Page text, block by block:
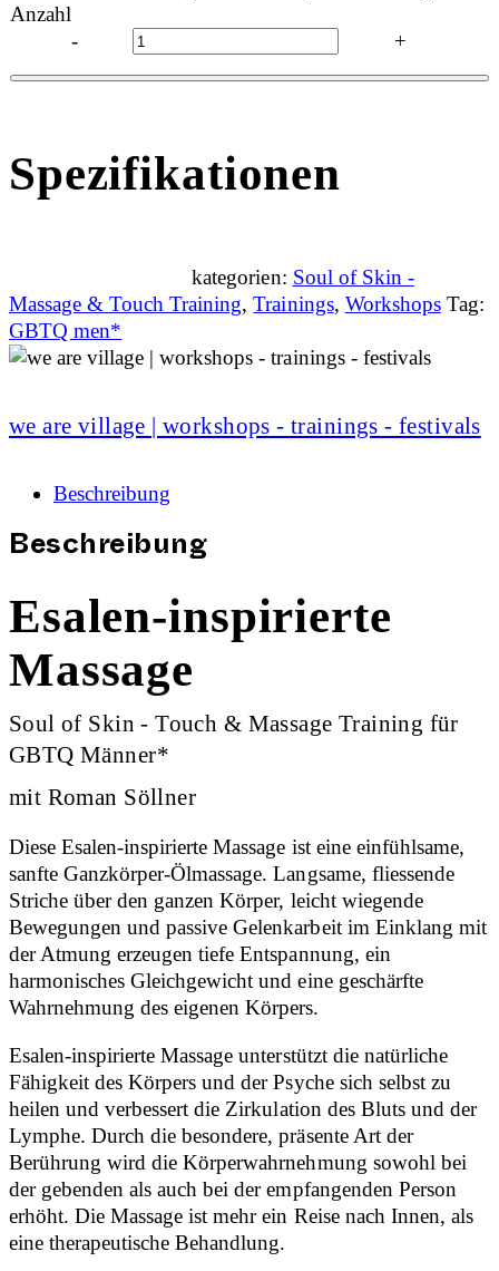
Anzahl
-
+
Spezifikationen
kategorien: Soul of Skin -
Massage & Touch Training,Trainings, Workshops Tag:
GBTQ men*
we are village | workshops - trainings - festivals
Beschreibung
Beschreibung
Esalen-inspirierte
Massage
Soul of Skin - Touch & Massage Training für
GBTQ Männer*
mit Roman Söllner
Diese Esalen-inspirierte Massage ist eine einfühlsame,
sanfte Ganzkörper-Ölmassage. Langsame, fliessende
Striche über den ganzen Körper, leicht wiegende
Bewegungen und passive Gelenkarbeit im Einklang mit
der Atmung erzeugen tiefe Entspannung, ein
harmonisches Gleichgewicht und eine geschärfte
Wahrnehmung des eigenen Körpers.
Esalen-inspirierte Massage unterstützt die natürliche
Fähigkeit des Körpers und der Psyche sich selbst zu
heilen und verbessert die Zirkulation des Bluts und der
Lymphe. Durch die besondere, präsente Art der
Berührung wird die Körperwahrnehmung sowohl bei
der gebenden als auch bei der empfangenden Person
erhöht. Die Massage ist mehr ein Reise nach Innen, als
eine therapeutische Behandlung.